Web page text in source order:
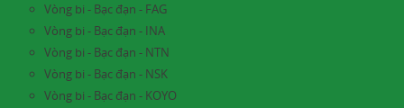
Vòng bi - Bạc đạn - FAG
Vòng bi - Bạc đạn - INA
Vòng bi - Bạc đạn - NTN
Vòng bi - Bạc đạn - NSK
Vòng bi - Bạc đạn - KOYO